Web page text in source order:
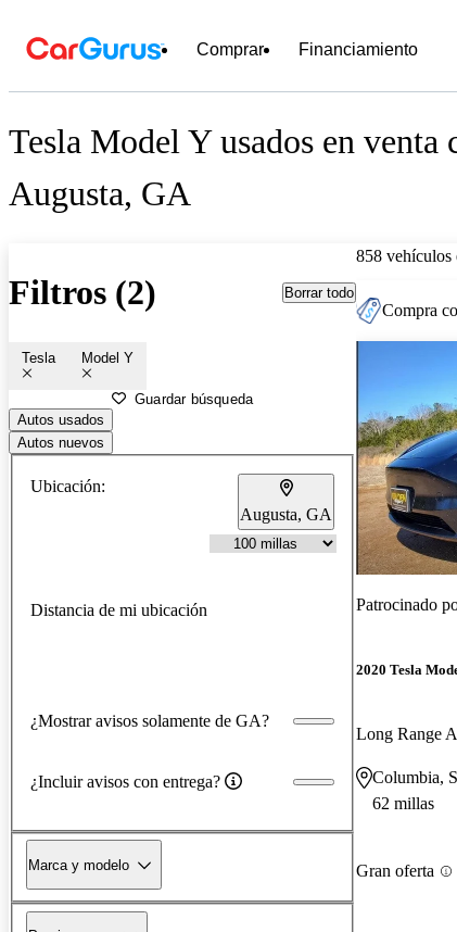
Comprar Financiamiento
Tesla Model Y usados en venta
Augusta, GA
Filtros (2) Borrar todo
Tesla Model Y
Guardar búsqueda
Autos usados
Autos nuevos
Ubicación:
Augusta, GA
Distancia de mi ubicación
¿Mostrar avisos solamente de GA?
¿Incluir avisos con entrega?
Marca y modelo
858 vehículos
Compra
Patrocinado
2020 Tesla
Long Range
Columbia,
62 millas
Gran oferta